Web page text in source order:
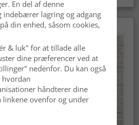
En del af denne
indebærer lagring og adgang
din enhed, såsom cookies,
& luk" for at tillade alle
dine præferencer ved at
nedenfor. Du kan også
håndterer dine
linkene ovenfor og under